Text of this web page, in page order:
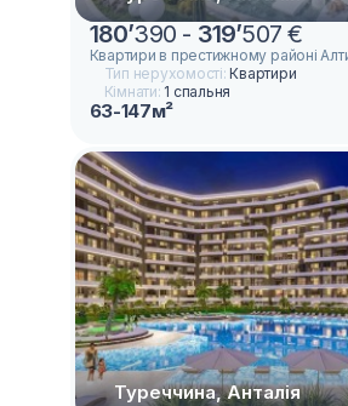
180’390 - 319’507 €
Квартири в престижному районі
Тип нерухомості:Квартири
Кімнати: 1 спальня
63-147м²
Туреччина, Анталія